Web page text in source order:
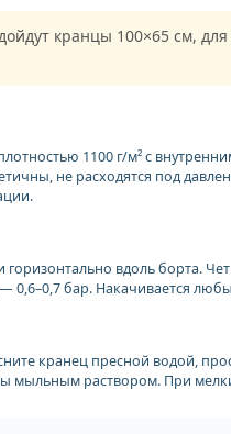
кранцы 100×65 см,
1100 г/м² с
не расходятся под
вдоль борта.
бар. Накачивается
кранец пресной водой,
мыльным раствором. При